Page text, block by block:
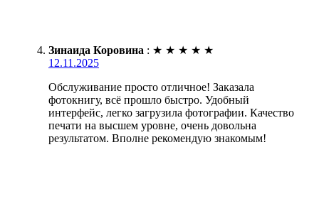
Зинаида Коровина : ★ ★ ★ ★ ★
12.11.2025
Обслуживание просто отличное! Заказала
фотокнигу, всё прошло быстро. Удобный
интерфейс, легко загрузила фотографии. Качество
печати на высшем уровне, очень довольна
результатом. Вполне рекомендую знакомым!